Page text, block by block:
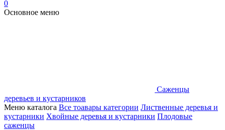
0
Основное меню
Саженцы
деревьев и кустарников
Меню каталога Все тоавары категории Лиственные деревья и
кустарники Хвойные деревья и кустарники Плодовые
саженцы